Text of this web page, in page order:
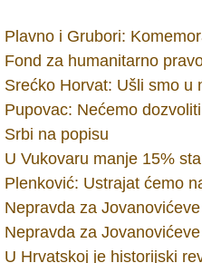
Plavno i Grubori:
Fond za humanitarno
Srećko Horvat: Ušli smo u
Pupovac: Nećemo
Srbi na popisu
U Vukovaru manje 15%
Plenković: Ustrajat ćemo
Nepravda za Jovanovićeve
Nepravda za Jovanovićeve
U Hrvatskoj je historijski